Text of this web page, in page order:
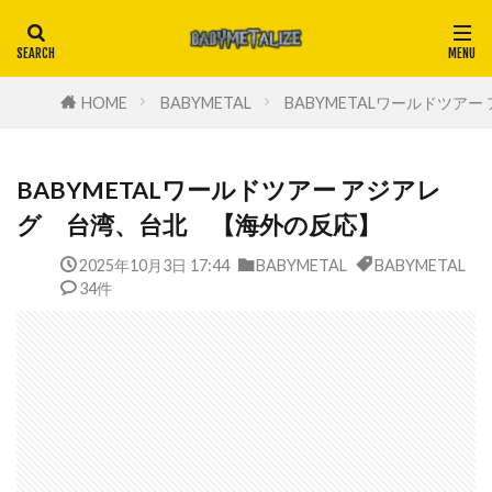
HOME BABYMETAL BABYMETALワールドツア
BABYMETALワールドツアー アジアレ
グ 台湾、台北 【海外の反応】
2025年10月3日 17:44 BABYMETAL
BABYMETAL
34件